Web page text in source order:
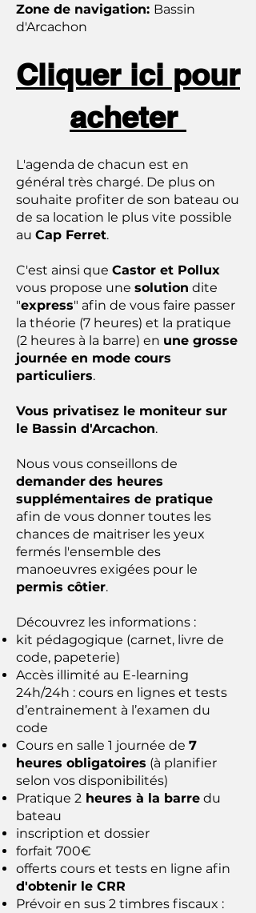
Zone de navigation: Bassin
d'Arcachon
Cliquer ici pour
acheter
L'agenda de chacun est en
général très chargé. De plus on
souhaite profiter de son bateau ou
de sa location le plus vite possible
au Cap Ferret.
C'est ainsi que Castor et Pollux
vous propose une solution dite
"express" afin de vous faire passer
la théorie (7 heures) et la pratique
(2 heures à la barre) en une grosse
journée en mode cours
particuliers.
Vous privatisez le moniteur sur
le Bassin d'Arcachon.
Nous vous conseillons de
demander des heures
supplémentaires de pratique
afin de vous donner toutes les
chances de maitriser les yeux
fermés l'ensemble des
manoeuvres exigées pour le
permis côtier.
Découvrez les informations :
kit pédagogique (carnet, livre de
code, papeterie)
Accès illimité au E-learning
24h/24h : cours en lignes et tests
d’entrainement à l’examen du
code
Cours en salle 1 journée de 7
heures obligatoires (à planifier
selon vos disponibilités)
Pratique 2 heures à la barre du
bateau
inscription et dossier
forfait 700€
offerts cours et tests en ligne afin
d'obtenir le CRR
Prévoir en sus 2 timbres fiscaux :